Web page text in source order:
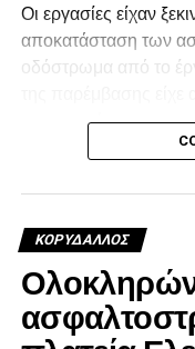
.
.
.
Οι εργασίες είχαν
αποκατάσταση των
οδόστρωμα από το
των οχημάτων
Η αποκατάσταση
φθορές είχαν
ομαλή διέλευση των
εργασιών, οι
σημείο, με στόχο να
περισσότερο η
ΚΟΡΥΔΑΛΛΟΣ